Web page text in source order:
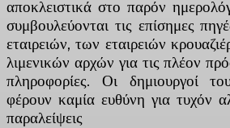
αποκλειστικά στο παρόν
συμβουλεύονται τις επίσημες
εταιρειών, των εταιρειών
λιμενικών αρχών για τις πλέον
πληροφορίες. Οι δημιουργοί
φέρουν καμία ευθύνη για τυχόν
παραλείψεις